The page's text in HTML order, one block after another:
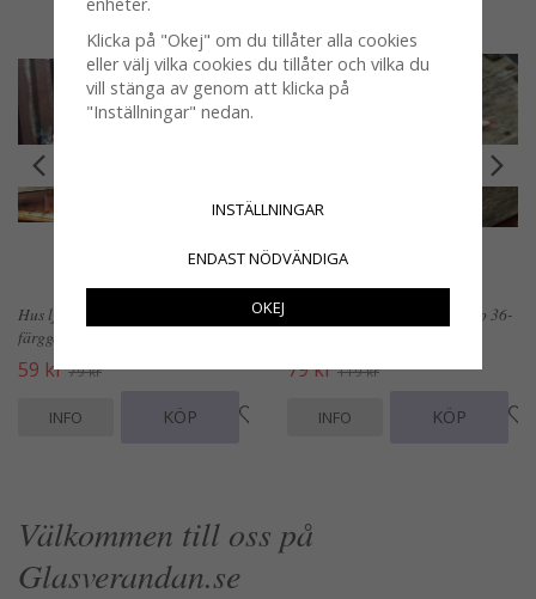
Hus ljushus dekorations hus i
färggad porslin
59 kr 79 kr
INFO KÖP
Färgpennor med gummi grepp 36-
79 kr 119 kr
INFO KÖP
Välkommen till oss på
Glasverandan.se
Klicka på "Okej" om du tillåter alla cookies
eller välj vilka cookies du tillåter och vilka du
vill stänga av genom att klicka på
"Inställningar" nedan.
INSTÄLLNINGAR
ENDAST NÖDVÄNDIGA
OKEJ